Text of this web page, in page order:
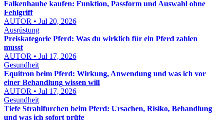
Falkenhaube kaufen: Funktion, Passform und Auswahl ohne
Fehlgriff
AUTOR • Jul 20, 2026
Ausrüstung
Preiskategorie Pferd: Was du wirklich für ein Pferd zahlen
musst
AUTOR • Jul 17, 2026
Gesundheit
Equitron beim Pferd: Wirkung, Anwendung und was ich vor
einer Behandlung wissen will
AUTOR • Jul 17, 2026
Gesundheit
Tiefe Strahlfurchen beim Pferd: Ursachen, Risiko, Behandlung
und was ich sofort prüfe